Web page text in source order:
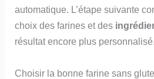
automatique. L’étape suivante
choix des farines et des
résultat encore plus personnalisé.
Choisir la bonne farine sans